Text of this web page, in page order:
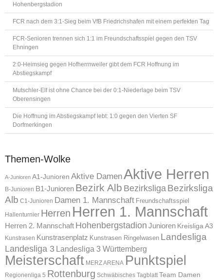
Hohenbergstadion
FCR nach dem 3:1-Sieg beim VfB Friedrichshafen mit einem perfekten Tag
FCR-Senioren trennen sich 1:1 im Freundschaftsspiel gegen den TSV
Ehningen
2:0-Heimsieg gegen Hofherrnweiler gibt dem FCR Hoffnung im
Abstiegskampf
Mutschler-Elf ist ohne Chance bei der 0:1-Niederlage beim TSV
Oberensingen
Die Hoffnung im Abstiegskampf lebt: 1:0 gegen den Vierten SF
Dorfmerkingen
Themen-Wolke
A-Junioren A1-Junioren Aktive DamenAktive Herren
B-Junioren B1-Junioren Bezirk Alb Bezirksliga Bezirksliga
Alb C1-Junioren Damen 1. Mannschaft Freundschaftsspiel
Hallenturnier Herren Herren 1. Mannschaft
Herren 2. Mannschaft Hohenbergstadion Junioren Kreisliga A3
Kunstrasen Kunstrasenplatz Kunstrasen Ringelwasen Landesliga
Landesliga 3 Landesliga 3 Württemberg
Meisterschaft MERZ ARENA Punktspiel
Regionenliga 5 Rottenburg Schwäbisches Tagblatt Team Damen